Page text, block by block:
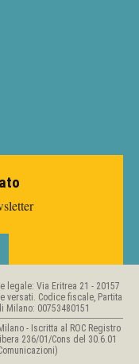
legale: Via Eritrea 21 - 20157
versati. Codice fiscale, Partita
00753480151
- Iscritta al ROC Registro
236/01/Cons del 30.6.01